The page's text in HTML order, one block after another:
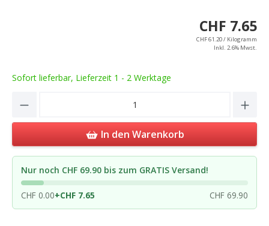
CHF 7.65
CHF 61.20 / Kilogramm
Inkl. 2.6% Mwst.
Sofort lieferbar, Lieferzeit 1 - 2 Werktage
Product Quantity: Enter the desired
In den Warenkorb
Nur noch CHF 69.90 bis zum GRATIS Versand!
CHF 0.00+CHF 7.65 CHF 69.90